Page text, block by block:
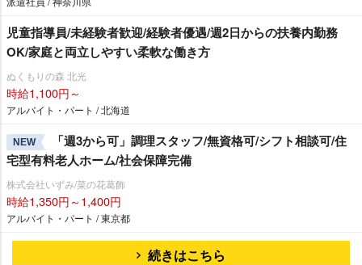
児童指導員/未経験者歓迎/経験者優遇/週2日からの扶養内勤務
OK/家庭と両立しやすい柔軟な働き方
ぬくもりの森 北光
時給1,100円～
アルバイト・パート / 北海道
NEW
「週3から可」調理スタッフ/無資格可/シフト相談可/住
宅型有料老人ホーム/社会保障完備
株式会社いずみ/菜の花葛飾
時給1,350円～1,400円
アルバイト・パート / 東京都
続きはこちら